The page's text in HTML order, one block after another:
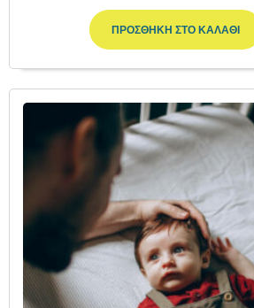
ΠΡΟΣΘΉΚΗ ΣΤΟ ΚΑΛΆΘΙ